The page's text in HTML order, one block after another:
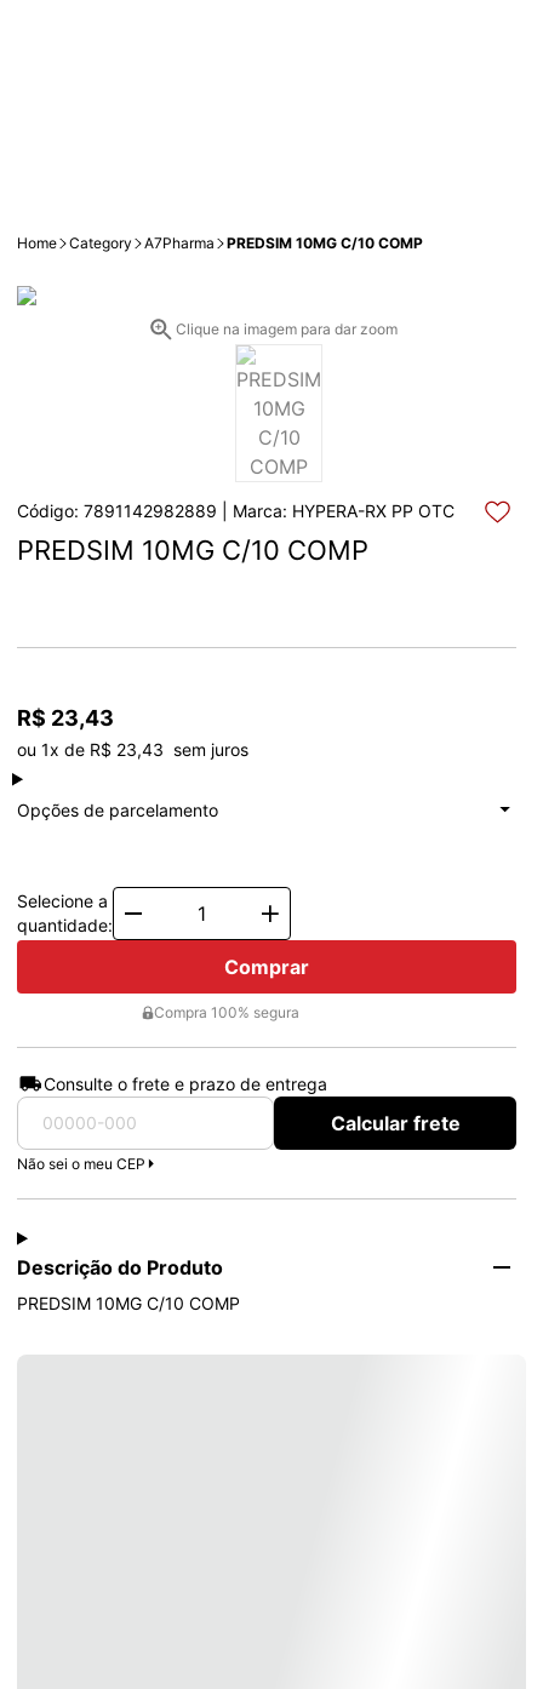
Home Category A7Pharma PREDSIM 10MG C/10 COMP
Clique na imagem para dar zoom
Código: 7891142982889 | Marca: HYPERA-RX PP OTC
PREDSIM 10MG C/10 COMP
R$ 23,43
ou 1x de R$ 23,43  sem juros
Opções de parcelamento
à vistaR$ 23,43
Total: R$ 23,43
Selecione a
quantidade:
Comprar
Compra 100% segura
Consulte o frete e prazo de entrega
Calcular frete
Não sei o meu CEP
Descrição do Produto
PREDSIM 10MG C/10 COMP